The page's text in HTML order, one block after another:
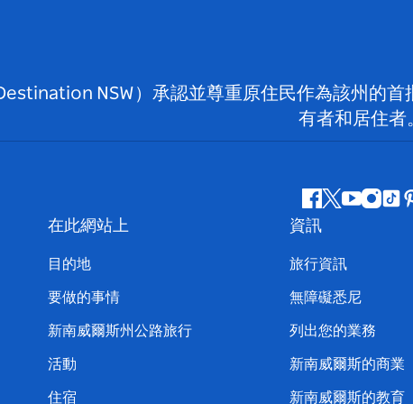
NSW）承認並尊重原住民作為該州的
有者和居住者
Facebook
嘰
喳
喳
Youtube
抖
在此網站上
目的地
要做的事情
新南威爾斯州公路旅行
活動
住宿
資訊
旅行資訊
無障礙悉尼
列出您的業務
新南威爾斯的商業
新南威爾斯的教育